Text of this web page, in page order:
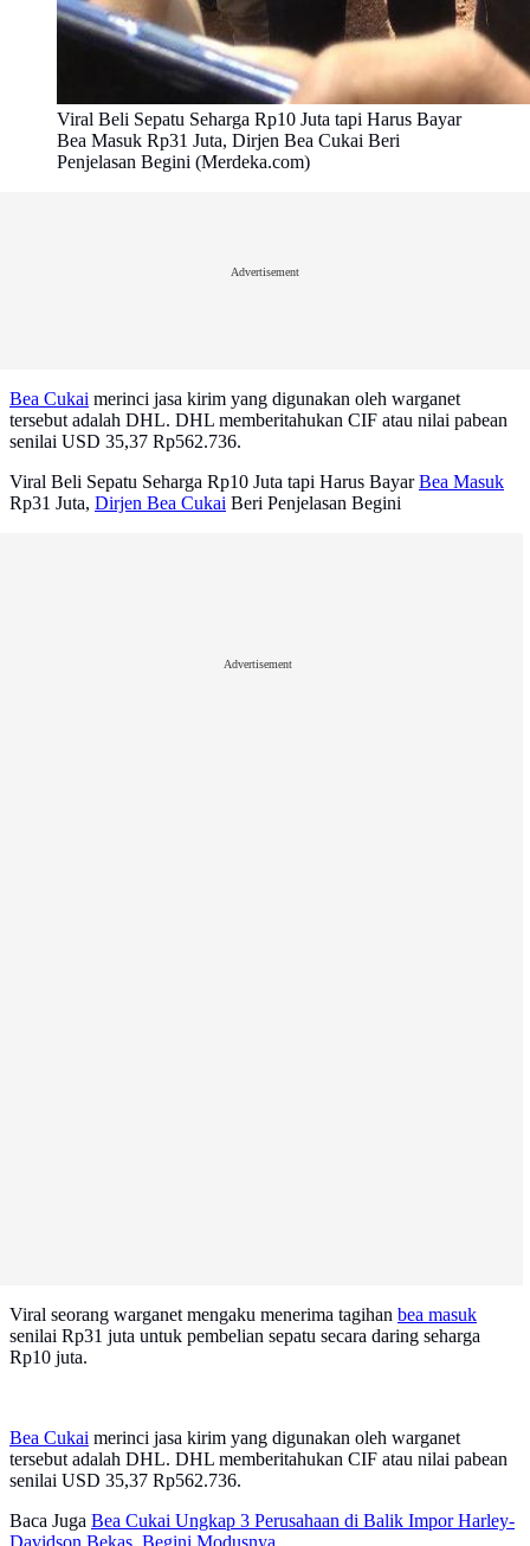
Viral Beli Sepatu Seharga Rp10 Juta tapi Harus Bayar
Bea Masuk Rp31 Juta, Dirjen Bea Cukai Beri
Penjelasan Begini (Merdeka.com)
Advertisement
Bea Cukai merinci jasa kirim yang digunakan oleh warganet
tersebut adalah DHL. DHL memberitahukan CIF atau nilai pabean
senilai USD 35,37 Rp562.736.
Viral Beli Sepatu Seharga Rp10 Juta tapi Harus BayarBea Masuk
Rp31 Juta, Dirjen Bea Cukai Beri Penjelasan Begini
Advertisement
Viral seorang warganet mengaku menerima tagihan bea masuk
senilai Rp31 juta untuk pembelian sepatu secara daring seharga
Rp10 juta.
Bea Cukai merinci jasa kirim yang digunakan oleh warganet
tersebut adalah DHL. DHL memberitahukan CIF atau nilai pabean
senilai USD 35,37 Rp562.736.
Baca Juga Bea Cukai Ungkap 3 Perusahaan di Balik Impor Harley-